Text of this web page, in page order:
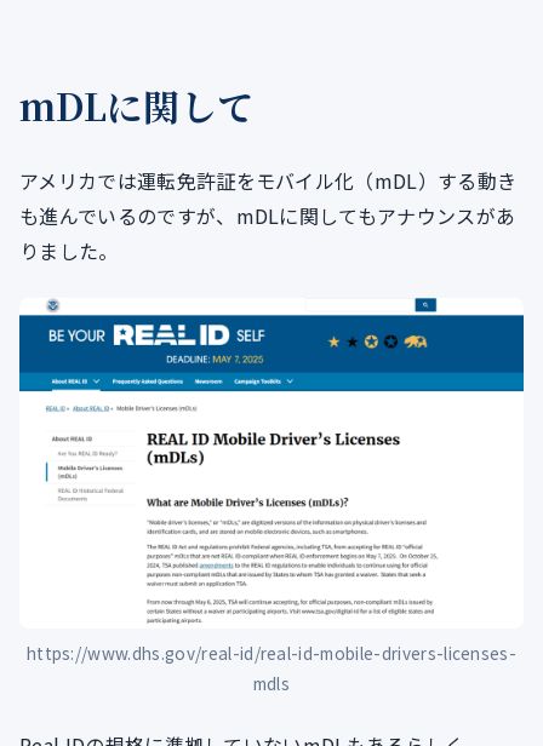
mDLに関して
アメリカでは運転免許証をモバイル化（mDL）する動き
も進んでいるのですが、mDLに関してもアナウンスがあ
りました。
https://www.dhs.gov/real-id/real-id-mobile-drivers-licenses-
mdls